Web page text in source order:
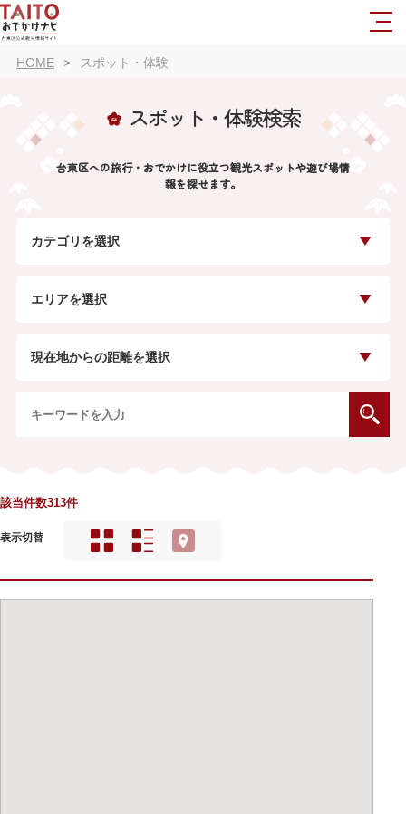
HOME スポット・体験
スポット・体験検索
台東区への旅行・おでかけに役立つ観光スポットや遊び場情
報を探せます。
カテゴリを選択
エリアを選択
現在地からの距離を選択
該当件数313件
表示切替